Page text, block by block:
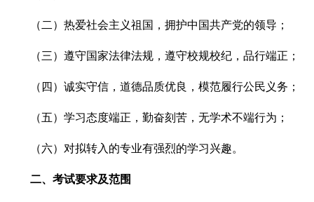
（二）热爱社会主义祖国，拥护中国共产党的领导；
（三）遵守国家法律法规，遵守校规校纪，品行端正；
（四）诚实守信，道德品质优良，模范履行公民义务；
（五）学习态度端正，勤奋刻苦，无学术不端行为；
（六）对拟转入的专业有强烈的学习兴趣。
二、考试要求及范围